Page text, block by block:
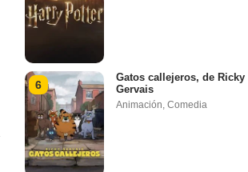
6
Gatos callejeros, de Ricky
Gervais
Animación Comedia